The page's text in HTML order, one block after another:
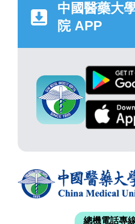
中國醫藥大
院 APP
總機電話專